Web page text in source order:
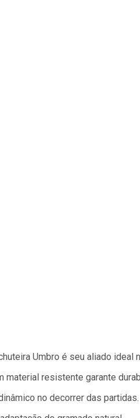
Umbro é seu aliado ideal
material resistente garante
no decorrer das partidas.